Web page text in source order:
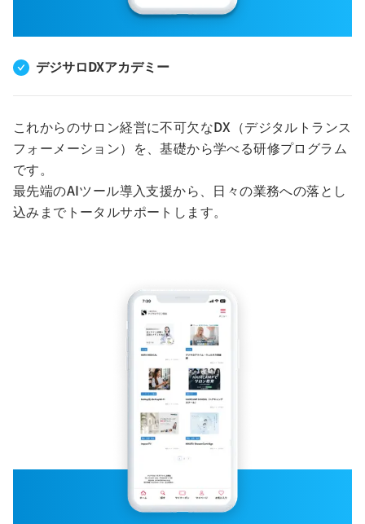
デジサロDXアカデミー
これからのサロン経営に不可欠なDX（デジタルトランス
フォーメーション）を、基礎から学べる研修プログラム
です。
最先端のAIツール導入支援から、日々の業務への落とし
込みまでトータルサポートします。